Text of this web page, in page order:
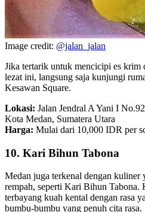
Image credit: @jalan_jalan
Jika tertarik untuk mencicipi es krim
lezat ini, langsung saja kunjungi
Kesawan Square.
Lokasi: Jalan Jendral A Yani I
Kota Medan, Sumatera Utara
Harga: Mulai dari 10,000 IDR per
10. Kari Bihun Tabona
Medan juga terkenal dengan kuliner
rempah, seperti Kari Bihun Tabona.
terbayang kuah kental dengan rasa
bumbu-bumbu yang penuh cita rasa.